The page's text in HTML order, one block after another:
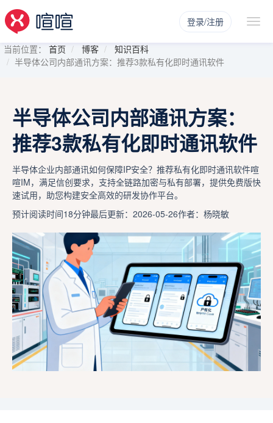
登录/注册
当前位置： 首页 博客
知识百科
半导体公司内部通讯方案：推荐3款私有化即时通讯软件
半导体公司内部通讯方案：
推荐3款私有化即时通讯软件
半导体企业内部通讯如何保障IP安全？推荐私有化即时通讯软件喧
喧IM，满足信创要求，支持全链路加密与私有部署，提供免费版快
速试用，助您构建安全高效的研发协作平台。
预计阅读时间18分钟最后更新：2026-05-26作者：杨晓敏